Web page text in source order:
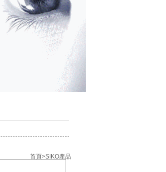
首頁>SIKO產品